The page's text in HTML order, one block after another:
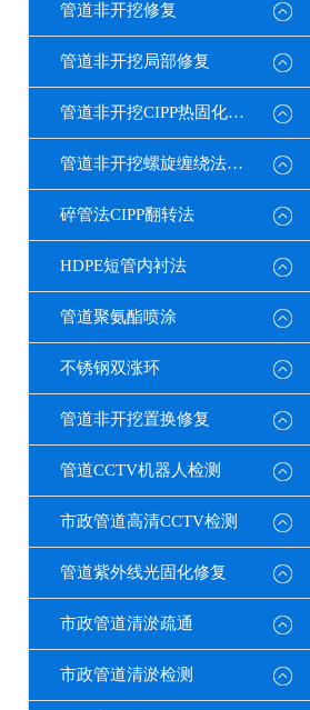
管道非开挖修复
管道非开挖局部修复
管道非开挖CIPP热固化修复
管道非开挖螺旋缠绕法修复
碎管法CIPP翻转法
HDPE短管内衬法
管道聚氨酯喷涂
不锈钢双涨环
管道非开挖置换修复
管道CCTV机器人检测
市政管道高清CCTV检测
管道紫外线光固化修复
市政管道清淤疏通
市政管道清淤检测